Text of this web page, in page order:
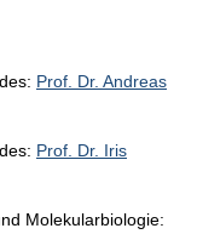
Prof. Dr. Andreas
Prof. Dr. Iris
Molekularbiologie: